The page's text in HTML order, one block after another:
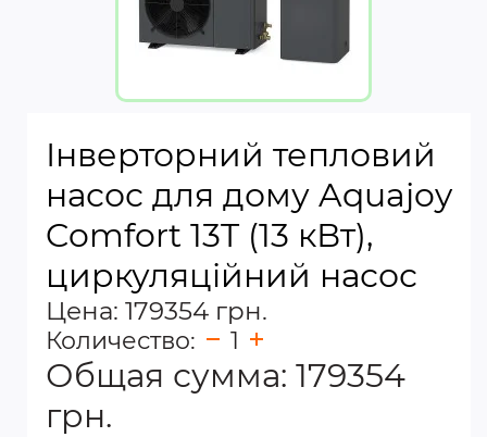
Інверторний тепловий
насос для дому Aquajoy
Comfort 13T (13 кВт),
циркуляційний насос
Цена: 179354 грн.
Количество: 1
Общая сумма: 179354
грн.